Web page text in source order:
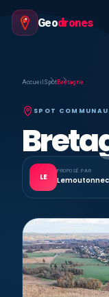
Geodrones
Accueil SpotBretagne
SPOT
LE
PROPOSÉ PAR
Lemoutonnec